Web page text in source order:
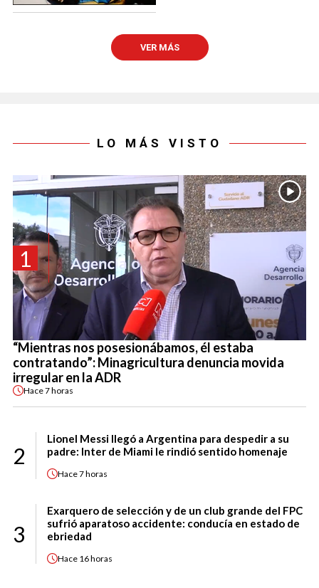
VER MÁS
LO MÁS VISTO
1
“Mientras nos posesionábamos, él estaba
contratando”: Minagricultura denuncia movida
irregular en la ADR
Hace7 horas
2
Lionel Messi llegó a Argentina para despedir a su
padre: Inter de Miami le rindió sentido homenaje
Hace7 horas
3
Exarquero de selección y de un club grande del FPC
sufrió aparatoso accidente: conducía en estado de
ebriedad
Hace 16 horas